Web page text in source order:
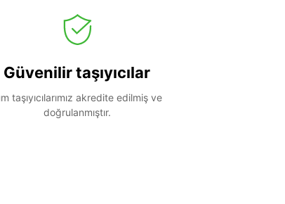
Güvenilir taşıyıcılar
taşıyıcılarımız akredite edilmiş ve
doğrulanmıştır.